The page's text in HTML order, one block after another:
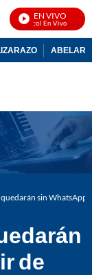
EN VIVO
Caracol En Vivo
quedarán sin WhatsApp
de